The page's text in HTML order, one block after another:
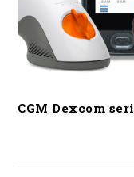
CGM Dexcom